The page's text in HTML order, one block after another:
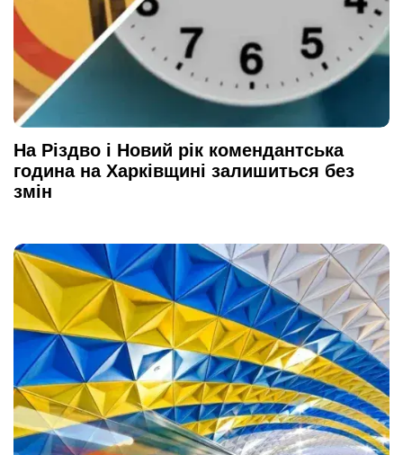
На Різдво і Новий рік комендантська
година на Харківщині залишиться без
змін